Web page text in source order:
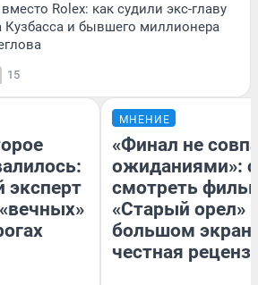
Rolex: как судили экс-главу
Кузбасса и бывшего миллионера
15
эксперт
МНЕНИЕ
«Финал не
ожиданиями»:
смотреть
«Старый орел»
большом
честная